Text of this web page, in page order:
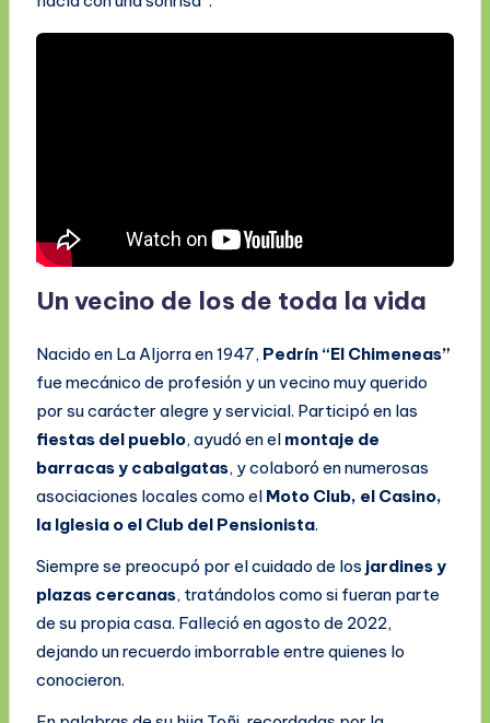
Un vecino de los de toda la vida
Nacido en La Aljorra en 1947, Pedrín “El Chimeneas”
fue mecánico de profesión y un vecino muy querido
por su carácter alegre y servicial. Participó en las
fiestas del pueblo, ayudó en el montaje de
barracas y cabalgatas, y colaboró en numerosas
asociaciones locales como el Moto Club, el Casino,
la Iglesia o el Club del Pensionista.
Siempre se preocupó por el cuidado de los jardines y
plazas cercanas, tratándolos como si fueran parte
de su propia casa. Falleció en agosto de 2022,
dejando un recuerdo imborrable entre quienes lo
conocieron.